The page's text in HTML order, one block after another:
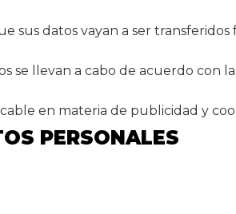
sus datos vayan a ser
se llevan a cabo de acuerdo con
en materia de publicidad y
PERSONALES